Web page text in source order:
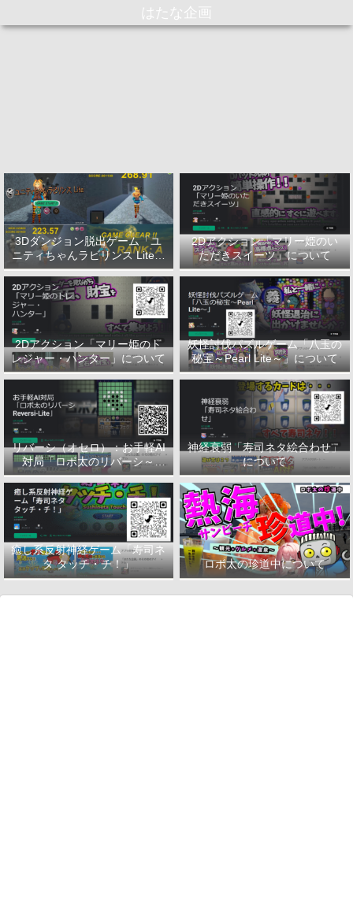
はたな企画
3Dダンジョン脱出ゲーム「ユ
ニティちゃんラビリンス Lite」
について
2Dアクション「マリー姫のい
ただきスイーツ」について
2Dアクション「マリー姫のト
レジャー・ハンター」について
妖怪討伐パズルゲーム「八玉の
秘宝～Pearl Lite～」について
リバーシ（オセロ）：お手軽AI
対局「ロボ太のリバーシ～
Reversi-Lite～」について
神経衰弱「寿司ネタ絵合わせ」
について
癒し系反射神経ゲーム「寿司ネ
タ タッチ・チ！」
ロボ太の珍道中について